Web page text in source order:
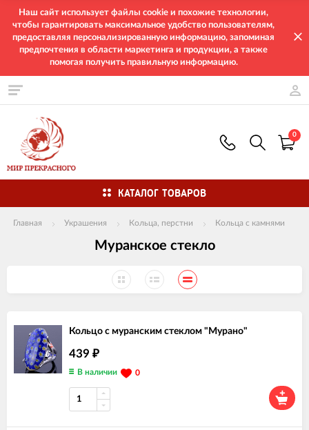
Наш сайт использует файлы cookie и похожие технологии,
чтобы гарантировать максимальное удобство пользователям,
предоставляя персонализированную информацию, запоминая
предпочтения в области маркетинга и продукции, а также
помогая получить правильную информацию.
0
КАТАЛОГ ТОВАРОВ
Главная Украшения Кольца, перстни Кольца с камнями
Муранское стекло
Кольцо с муранским стеклом "Мурано"
439 ₽
В наличии 0